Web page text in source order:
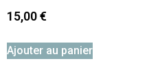
15,00€
Ajouter au panier